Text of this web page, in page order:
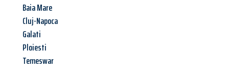
Baia Mare
Cluj-Napoca
Galati
Ploiesti
Temeswar